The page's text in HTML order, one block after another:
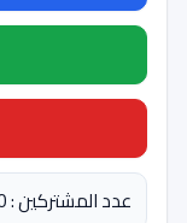
عدد المشتركين : 16,000